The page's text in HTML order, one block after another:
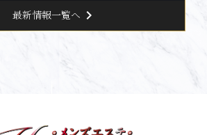
最新情報一覧へ chevron_right